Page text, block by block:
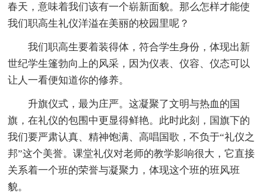
春天，意味着我们该有一个崭新面貌。那么怎样才能使
我们职高生礼仪洋溢在美丽的校园里呢？
我们职高生要着装得体，符合学生身份，体现出新
世纪学生篷勃向上的风采，因为仪表、仪容、仪态可以
让人一看便知道你的修养。
升旗仪式，最为庄严。这凝聚了文明与热血的国
旗，在礼仪的包围中更显得鲜艳。此时此刻，国旗下的
我们要严肃认真、精神饱满、高唱国歌，不负于“礼仪之
邦”这个美誉。课堂礼仪对老师的教学影响很大，它直接
关系着一个班的荣誉与凝聚力，体现这个班的班风班
貌。